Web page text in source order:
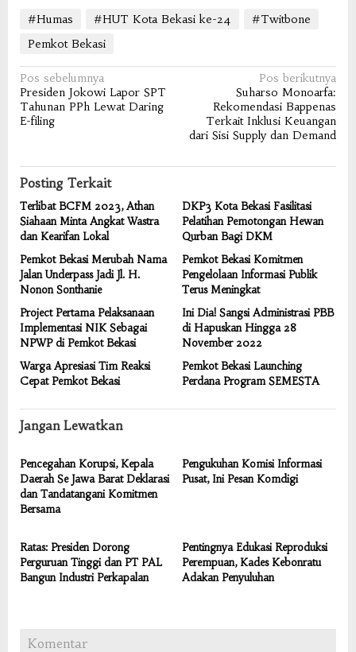
#Humas #HUT Kota Bekasi ke-24
#Twitbone
Pemkot Bekasi
Navigasi
pos
Pos sebelumnya
Presiden Jokowi Lapor SPT
Tahunan PPh Lewat Daring
E-filing
Pos berikutnya
Suharso Monoarfa:
Rekomendasi Bappenas
Terkait Inklusi Keuangan
dari Sisi Supply dan Demand
Posting Terkait
Terlibat BCFM 2023, Athan
Siahaan Minta Angkat Wastra
dan Kearifan Lokal
DKP3 Kota Bekasi Fasilitasi
Pelatihan Pemotongan Hewan
Qurban Bagi DKM
Pemkot Bekasi Merubah Nama
Jalan Underpass Jadi Jl. H.
Nonon Sonthanie
Pemkot Bekasi Komitmen
Pengelolaan Informasi Publik
Terus Meningkat
Project Pertama Pelaksanaan
Implementasi NIK Sebagai
NPWP di Pemkot Bekasi
Ini Dia! Sangsi Administrasi PBB
di Hapuskan Hingga 28
November 2022
Warga Apresiasi Tim Reaksi
Cepat Pemkot Bekasi
Pemkot Bekasi Launching
Perdana Program SEMESTA
Jangan Lewatkan
Pencegahan Korupsi, Kepala
Daerah Se Jawa Barat Deklarasi
dan Tandatangani Komitmen
Bersama
Pengukuhan Komisi Informasi
Pusat, Ini Pesan Komdigi
Ratas: Presiden Dorong
Perguruan Tinggi dan PT PAL
Bangun Industri Perkapalan
Pentingnya Edukasi Reproduksi
Perempuan, Kades Kebonratu
Adakan Penyuluhan
Komentar